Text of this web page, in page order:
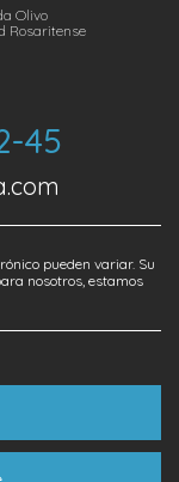
Olivo
Rosaritense
45
pueden variar. Su
nosotros, estamos